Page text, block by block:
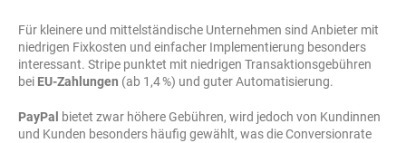
Für kleinere und mittelständische Unternehmen sind Anbieter mit
niedrigen Fixkosten und einfacher Implementierung besonders
interessant. Stripe punktet mit niedrigen Transaktionsgebühren
bei EU-Zahlungen (ab 1,4 %) und guter Automatisierung.
PayPal
bietet zwar höhere Gebühren, wird jedoch von Kundinnen
und Kunden besonders häufig gewählt, was die Conversionrate